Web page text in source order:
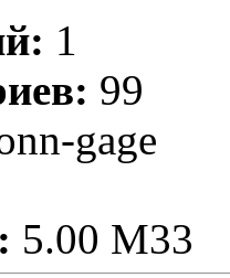
1
99
gage
5.00 М33